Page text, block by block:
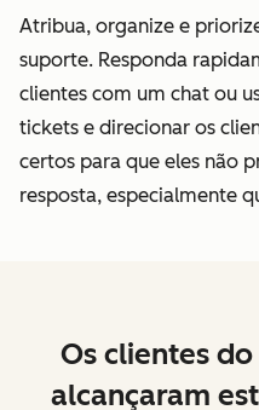
Atribua, organize e
suporte. Responda
clientes com um chat ou
tickets e direcionar os
certos para que eles não
resposta, especialmente
Os clientes
alcançaram